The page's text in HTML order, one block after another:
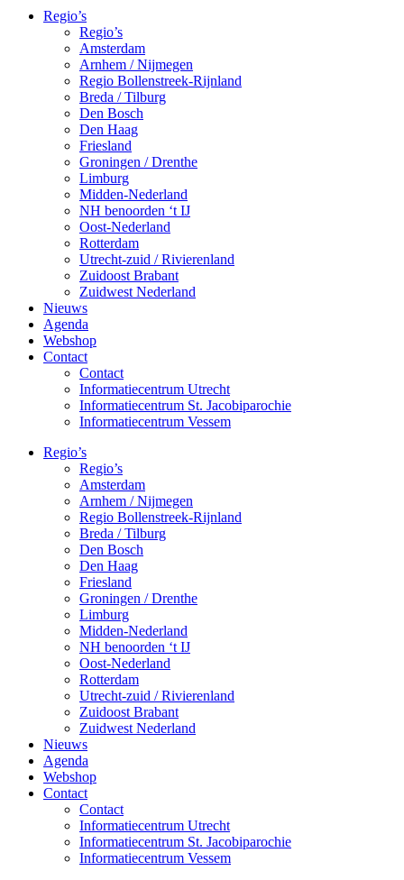
Regio’s
Regio’s
Amsterdam
Arnhem / Nijmegen
Regio Bollenstreek-Rijnland
Breda / Tilburg
Den Bosch
Den Haag
Friesland
Groningen / Drenthe
Limburg
Midden-Nederland
NH benoorden ‘t IJ
Oost-Nederland
Rotterdam
Utrecht-zuid / Rivierenland
Zuidoost Brabant
Zuidwest Nederland
Nieuws
Agenda
Webshop
Contact
Contact
Informatiecentrum Utrecht
Informatiecentrum St. Jacobiparochie
Informatiecentrum Vessem
Regio’s
Regio’s
Amsterdam
Arnhem / Nijmegen
Regio Bollenstreek-Rijnland
Breda / Tilburg
Den Bosch
Den Haag
Friesland
Groningen / Drenthe
Limburg
Midden-Nederland
NH benoorden ‘t IJ
Oost-Nederland
Rotterdam
Utrecht-zuid / Rivierenland
Zuidoost Brabant
Zuidwest Nederland
Nieuws
Agenda
Webshop
Contact
Contact
Informatiecentrum Utrecht
Informatiecentrum St. Jacobiparochie
Informatiecentrum Vessem